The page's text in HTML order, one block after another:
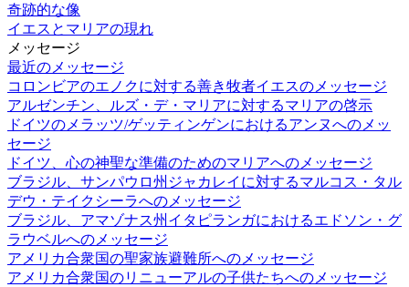
奇跡的な像
イエスとマリアの現れ
メッセージ
最近のメッセージ
コロンビアのエノクに対する善き牧者イエスのメッセージ
アルゼンチン、ルズ・デ・マリアに対するマリアの啓示
ドイツのメラッツ/ゲッティンゲンにおけるアンヌへのメッ
セージ
ドイツ、心の神聖な準備のためのマリアへのメッセージ
ブラジル、サンパウロ州ジャカレイに対するマルコス・タル
デウ・テイクシーラへのメッセージ
ブラジル、アマゾナス州イタピランガにおけるエドソン・グ
ラウベルへのメッセージ
アメリカ合衆国の聖家族避難所へのメッセージ
アメリカ合衆国のリニューアルの子供たちへのメッセージ